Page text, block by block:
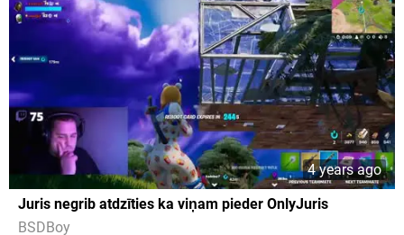
4 years ago
Juris negrib atdzīties ka viņam pieder OnlyJuris
BSDBoy